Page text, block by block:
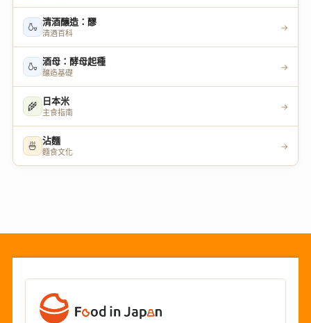
🍶 清酒釀造：醪
清酒百科
→
🍶 酒母：酵母起種
釀造基礎
→
🌾 日本米
主食指南
→
🍜 沾麵
麵食文化
→